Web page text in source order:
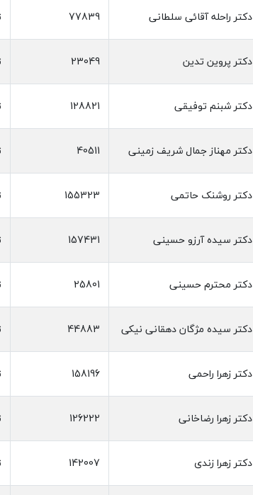
دکتر راحله آقائی سلطانی 77839
دکتر پروین تدین 23049
دکتر شبنم توفیقی 128821
دکتر مهناز جمال شریف زمینی 40511
دکتر روشنک حاتمی 155323
دکتر سیده آرزو حسینی 157431
دکتر محترم حسینی 25801
دکتر سیده مژگان دهقانی نیکی 44883
دکتر زهرا راحمی 158196
دکتر زهرا رضاخانی 126222
دکتر زهرا زندی 142007